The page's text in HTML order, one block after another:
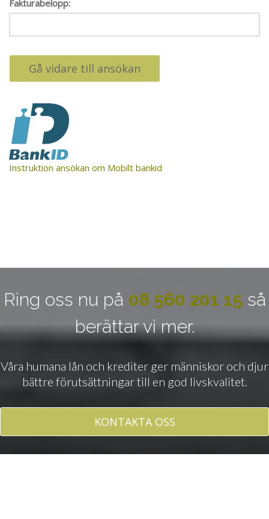
Fakturabelopp:
Instruktion ansökan om Mobilt bankid
Ring oss nu på 08 560 201 15 så
berättar vi mer.
Våra humana lån och krediter ger människor och djur
bättre förutsättningar till en god livskvalitet.
KONTAKTA OSS